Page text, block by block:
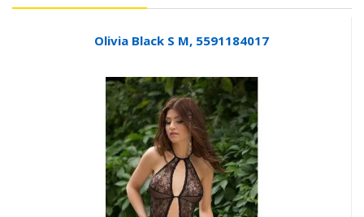
Olivia Black S M, 5591184017